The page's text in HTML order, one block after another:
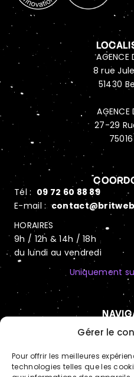
Gérer le
Pour offrir les meilleures
technologies telles que les
AGENCE
8 rue
51430
AGENCE
27-29
Tél : 09 72 60 88 89
E-mail :
HORAIRES
9h / 12h & 14h / 18h
du lundi au vendredi
Uniquement
Cas